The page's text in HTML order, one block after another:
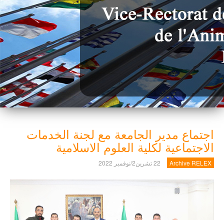
اجتماع مدير الجامعة مع لجنة الخدمات
الاجتماعية لكلية العلوم الاسلامية
Archive RELEX 22 تشرين2/نوفمبر 2022